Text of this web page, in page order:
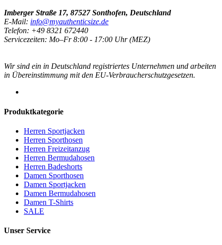
Imberger Straße 17, 87527 Sonthofen, Deutschland
E-Mail: info@myauthenticsize.de
Telefon: +49 8321 672440
Servicezeiten: Mo–Fr 8:00 - 17:00 Uhr (MEZ)
Wir sind ein in Deutschland registriertes Unternehmen und arbeiten
in Übereinstimmung mit den EU-Verbraucherschutzgesetzen.
Produktkategorie
Herren Sportjacken
Herren Sporthosen
Herren Freizeitanzug
Herren Bermudahosen
Herren Badeshorts
Damen Sporthosen
Damen Sportjacken
Damen Bermudahosen
Damen T-Shirts
SALE
Unser Service